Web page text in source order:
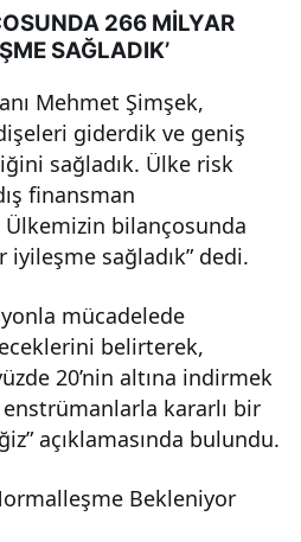
266 MİLYAR
SAĞLADIK’
Mehmet Şimşek,
giderdik ve geniş
sağladık. Ülke risk
finansman
bilançosunda
sağladık” dedi.
mücadelede
belirterek,
20’nin altına indirmek
kararlı bir
açıklamasında bulundu.
Bekleniyor